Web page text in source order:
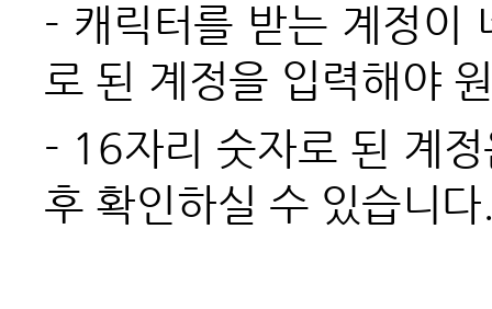
- 캐릭터를 받는 계정이
로 된 계정을 입력해야
- 16자리 숫자로 된 계
후 확인하실 수 있습니